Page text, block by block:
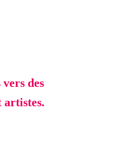
des
artistes.